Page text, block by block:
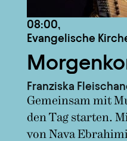
08:00,
Evangelische
Franziska
Gemeinsam mit
den Tag starten.
von Nava